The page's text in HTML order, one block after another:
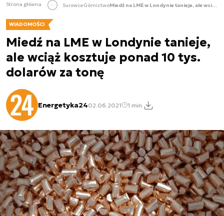
Strona główna SurowceGórnictwo Miedź na LME w Londynie tanieje, ale wciąż kosztuje ponad 10 tys. dolarów za tonę
WIADOMOŚCI
Miedź na LME w Londynie tanieje,
ale wciąż kosztuje ponad 10 tys.
dolarów za tonę
Energetyka2402.06.2021 1 min.